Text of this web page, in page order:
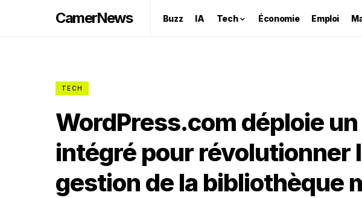
CamerNews Buzz IA Tech Économie Emploi
TECH
WordPress.com déploie
intégré pour révolutionner
gestion de la bibliothèque